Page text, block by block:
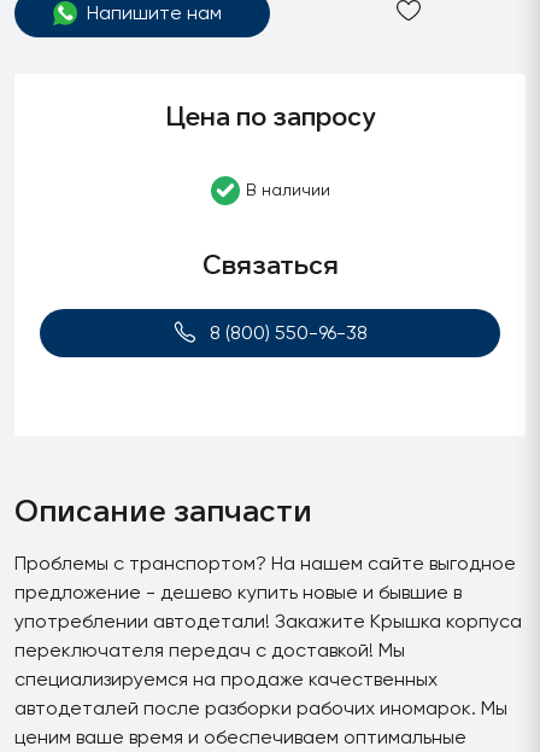
Напишите нам
Цена по запросу
В наличии
Связаться
8 (800) 550-96-38
Описание запчасти
Проблемы с транспортом? На нашем сайте выгодное
предложение - дешево купить новые и бывшие в
употреблении автодетали! Закажите Крышка корпуса
переключателя передач с доставкой! Мы
специализируемся на продаже качественных
автодеталей после разборки рабочих иномарок. Мы
ценим ваше время и обеспечиваем оптимальные